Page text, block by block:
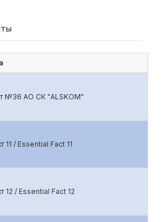
№36 АО СК "ALSKOM"
11 / Essential Fact 11
12 / Essential Fact 12